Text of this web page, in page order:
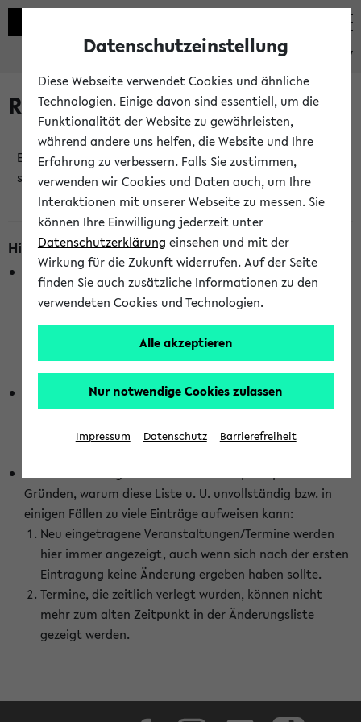
eKVV
Raumänderungen
Es wurden keine Raumänderungen an jetzt
stattfindenden Veranstaltungen gefunden!
Hinweise zur Liste der Raumänderungen
In dieser Liste werden nur Veranstaltungstermine
berücksichtigt, die gerade oder innerhalb der nächsten 2
Stunden stattfinden. Berücksichtigt werden nur Termine,
wurden. Die Anzeige ist semesterübergreifend und nicht
abhängig vom im eKVV gewählten Semester.
Die hier gezeigte Liste von Raumänderungen kann nur
vollständig sein, wenn den Fakultäten von den Lehrenden
die Änderungen zeitnah mitgeteilt und diese Änderungen
Gründen, warum diese Liste u. U. unvollständig bzw. in
einigen Fällen zu viele Einträge aufweisen kann:
Neu eingetragene Veranstaltungen/Termine werden
hier immer angezeigt, auch wenn sich nach der ersten
Eintragung keine Änderung ergeben haben sollte.
Termine, die zeitlich verlegt wurden, können nicht
mehr zum alten Zeitpunkt in der Änderungsliste
gezeigt werden.
Datenschutzeinstellung
Diese Webseite verwendet Cookies und ähnliche
Technologien. Einige davon sind essentiell, um die
Funktionalität der Website zu gewährleisten,
während andere uns helfen, die Website und Ihre
Erfahrung zu verbessern. Falls Sie zustimmen,
verwenden wir Cookies und Daten auch, um Ihre
Interaktionen mit unserer Webseite zu messen. Sie
können Ihre Einwilligung jederzeit unter
Datenschutzerklärung einsehen und mit der
Wirkung für die Zukunft widerrufen. Auf der Seite
finden Sie auch zusätzliche Informationen zu den
verwendeten Cookies und Technologien.
Alle akzeptieren
Nur notwendige Cookies zulassen
Impressum Datenschutz Barrierefreiheit